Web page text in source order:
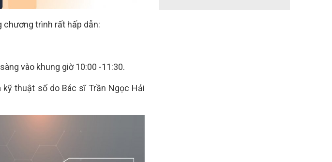
chương trình rất hấp dẫn:
vào khung giờ 10:00 -11:30.
thuật số do Bác sĩ Trần Ngọc Hải